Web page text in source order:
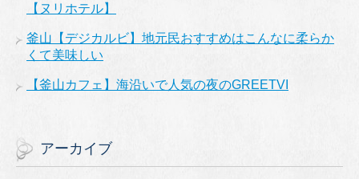
【ヌリホテル】
釜山【デジカルビ】地元民おすすめはこんなに柔らか
くて美味しい
【釜山カフェ】海沿いで人気の夜のGREETVI
アーカイブ